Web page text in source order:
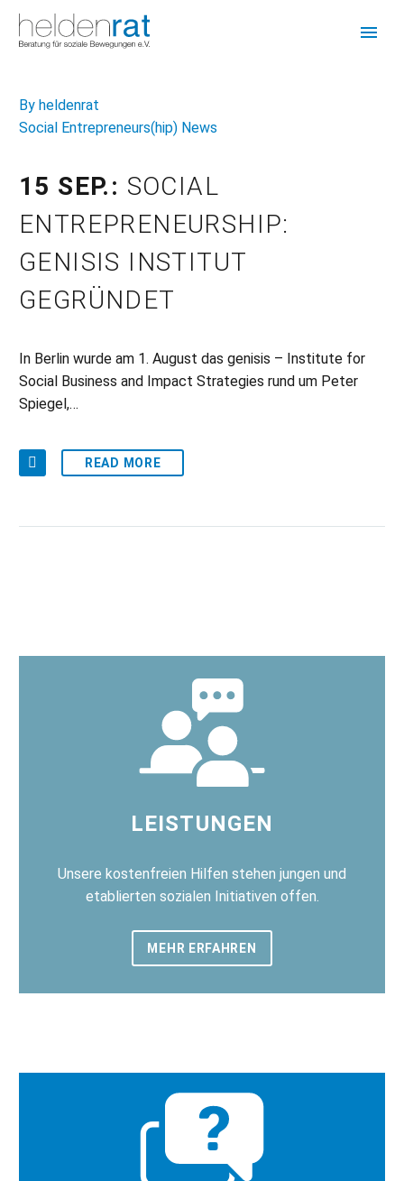
By heldenrat
Social Entrepreneurs(hip) News
15 SEP.: SOCIAL
ENTREPRENEURSHIP:
GENISIS INSTITUT
GEGRÜNDET
In Berlin wurde am 1. August das genisis – Institute for
Social Business and Impact Strategies rund um Peter
Spiegel,…
READ MORE
LEISTUNGEN
Unsere kostenfreien Hilfen stehen jungen und
etablierten sozialen Initiativen offen.
MEHR ERFAHREN